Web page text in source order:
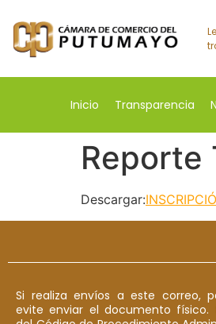
Inicio Transparencia
Reporte
Descargar:
Si realiza envíos a este correo,
evite enviar el documento físico.